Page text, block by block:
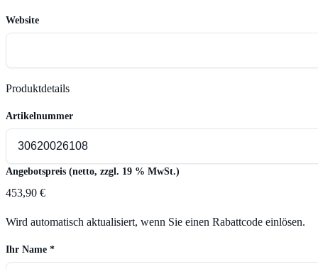
Website
Produktdetails
Artikelnummer
Angebotspreis (netto, zzgl. 19 % MwSt.)
453,90 €
Wird automatisch aktualisiert, wenn Sie einen Rabattcode einlösen.
Ihr Name *